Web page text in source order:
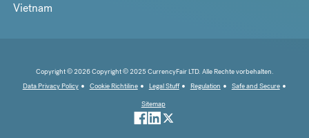
Vietnam
Copyright © 2026 Copyright © 2025 CurrencyFair LTD. Alle Rechte vorbehalten.
Data Privacy Policy
Cookie Richtiline Legal Stuff Regulation
Safe and Secure
Sitemap